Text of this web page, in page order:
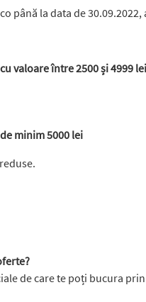
până la data de 30.09.2022,
valoare între 2500 și 4999 lei
minim 5000 lei
de care te poți bucura